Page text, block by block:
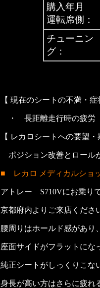
購入年月
運転席側：
チューニン
グ：
【 現在のシートの不満・症
・ 長距離走行時の疲労
【 レカロシートへの要望・
ポジション改善とロール
■ レカロ メディカルショ
アトレー S710Vにお乗り
京都府内よりご来店くださ
腰周りはホールド感があり
座面サイドがフラットにな
純正シートがしっくりこな
身長が高い方はさらに疲れ